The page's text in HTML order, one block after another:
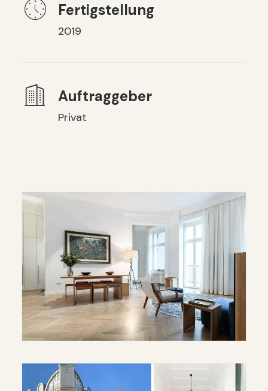
Fertigstellung
2019
Auftraggeber
Privat